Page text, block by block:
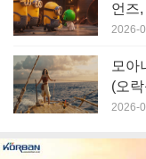
언즈,
7 |
2026-
모아
(오
2026-